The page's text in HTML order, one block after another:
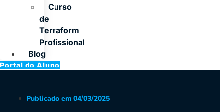
Curso
de
Terraform
Profissional
Blog
Portal do Aluno
Publicado em 04/03/2025